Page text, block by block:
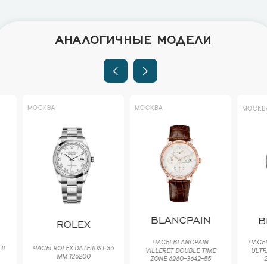
АНАЛОГИЧНЫЕ МОДЕЛИ
МОСКВА
ROLEX
ЧАСЫ ROLEX DATEJUST 36
ММ 126200
МОСКВА
BLANCPAIN
ЧАСЫ BLANCPAIN
VILLERET DOUBLE TIME
ZONE 6260-3642-55
МОСКВА
ЧАСЫ
ULTRA-